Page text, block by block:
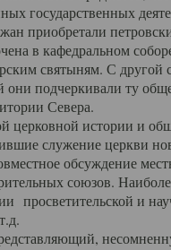
государственных
приобретали
в кафедральном
святыням. С другой
подчеркивали ту
Севера.
истории и
служение церкви
обсуждение
союзов.
просветительской и